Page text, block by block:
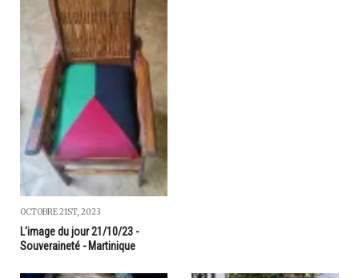
OCTOBRE 21ST, 2023
L'image du jour 21/10/23 -
Souveraineté - Martinique